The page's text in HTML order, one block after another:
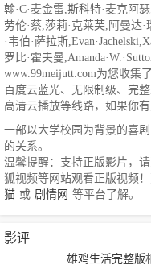
翰·C·麦金雷,斯科特·麦克阿
劳伦·蔡,莎莉·克莱芙,阿曼达
·韦伯·萨拉斯
罗比·霍夫曼
www.99meijutt.com为您收集
百度云蓝光、无限制级、完
高清云播放等线路，如果你
一部以大学校园为背景的喜
的关系。
温馨提醒：支持正版影片，
狐视频等网站观看正版视频
猫 或 剧情网 等平台了解。
影评
雄鸡生活完整版